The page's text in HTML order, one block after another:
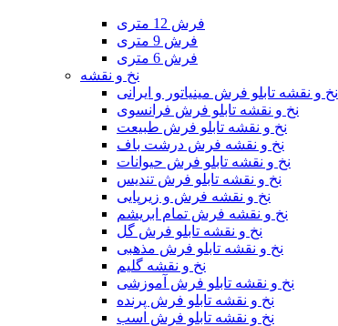
فرش 12 متری
فرش 9 متری
فرش 6 متری
نخ و نقشه
نخ و نقشه تابلو فرش مینیاتور و ایرانی
نخ و نقشه تابلو فرش فرانسوی
نخ و نقشه تابلو فرش طبیعت
نخ و نقشه فرش درشت باف
نخ و نقشه تابلو فرش حیوانات
نخ و نقشه تابلو فرش تندیس
نخ و نقشه فرش و زیرپایی
نخ و نقشه فرش تمام ابریشم
نخ و نقشه تابلو فرش گل
نخ و نقشه تابلو فرش مذهبی
نخ و نقشه گلیم
نخ و نقشه تابلو فرش آموزشی
نخ و نقشه تابلو فرش پرنده
نخ و نقشه تابلو فرش اسب